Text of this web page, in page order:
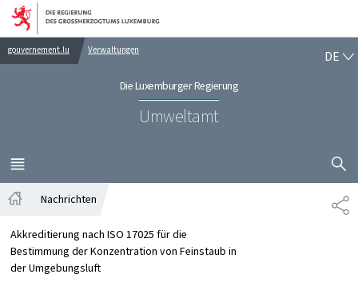
Zur Hauptnavigation
Zum Inhalt
gouvernement.lu Verwaltungen
Die Luxemburger Regierung
Umweltamt
DE
MENÜ
HAUPT-
Nachrichten
Akkreditierung nach ISO 17025 für die
Bestimmung der Konzentration von Feinstaub in
der Umgebungsluft